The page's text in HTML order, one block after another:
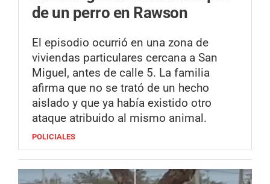
de un perro en Rawson
El episodio ocurrió en una zona de
viviendas particulares cercana a San
Miguel, antes de calle 5. La familia
afirma que no se trató de un hecho
aislado y que ya había existido otro
ataque atribuido al mismo animal.
POLICIALES